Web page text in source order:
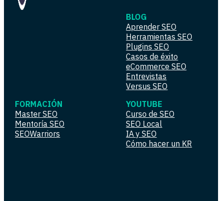
BLOG
Aprender SEO
Herramientas SEO
Plugins SEO
Casos de éxito
eCommerce SEO
Entrevistas
Versus SEO
FORMACIÓN
Master SEO
Mentoría SEO
SEOWarriors
YOUTUBE
Curso de SEO
SEO Local
IA y SEO
Cómo hacer un KR